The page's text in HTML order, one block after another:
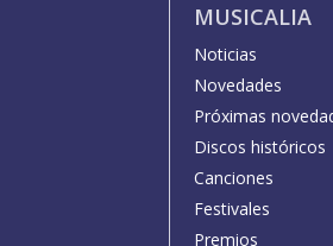
MUSICALIA
Noticias
Novedades
Próximas
Discos históricos
Canciones
Festivales
Premios